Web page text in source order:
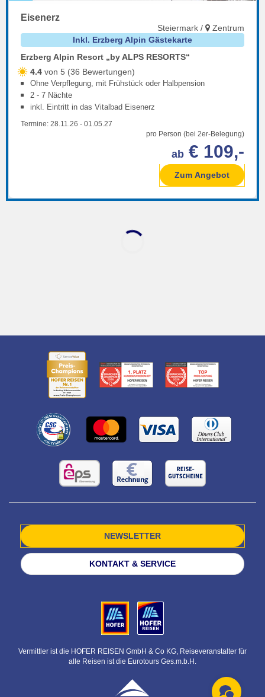
Eisenerz
Steiermark /
Zentrum
Inkl. Erzberg Alpin Gästekarte
Erzberg Alpin Resort „by ALPS RESORTS“
4.4 von 5 (36 Bewertungen)
Ohne Verpflegung, mit Frühstück oder Halbpension
2 - 7 Nächte
inkl. Eintritt in das Vitalbad Eisenerz
Termine: 28.11.26 - 01.05.27
pro Person (bei 2er-Belegung)
ab € 109,-
Zum Angebot
NEWSLETTER
KONTAKT & SERVICE
Vermittler ist die HOFER REISEN GmbH & Co KG, Reiseveranstalter für
alle Reisen ist die Eurotours Ges.m.b.H.